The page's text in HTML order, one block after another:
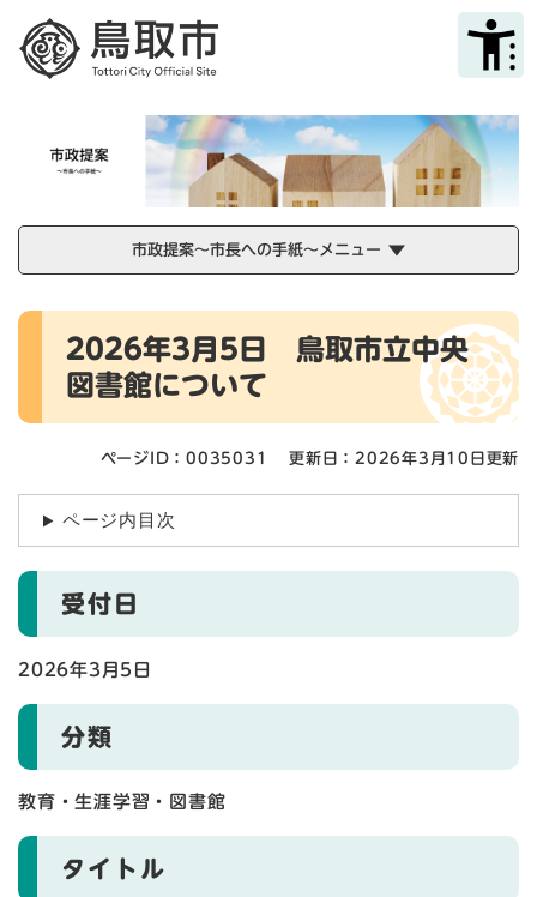
メニューを飛ばして本文へ
市政提案～市長への手紙～メニュー
本
2026年3月5日 鳥取市立中央
図書館について
ページID：0035031 更新日：2026年3月10日更新
ページ内目次
受付日
2026年3月5日
分類
教育・生涯学習・図書館
タイトル